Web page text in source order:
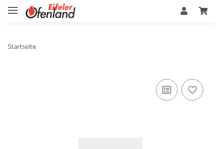
Startseite